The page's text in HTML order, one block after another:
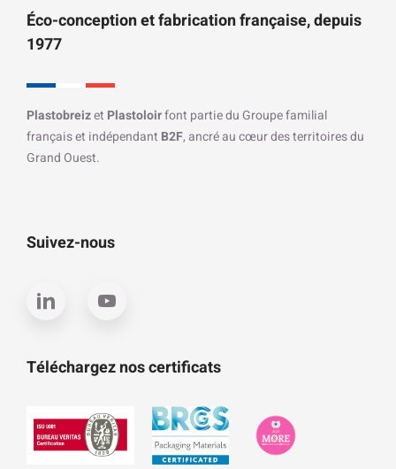
Éco-conception et fabrication française, depuis
1977
Plastobreizet Plastoloirfont partie du Groupe familial
français et indépendant B2F, ancré au cœur des territoires du
Grand Ouest.
Suivez-nous
Téléchargez nos certificats